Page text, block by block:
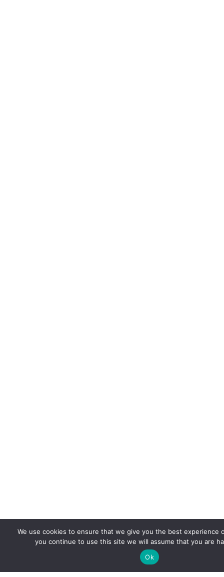
We use cookies to ensure that we give you the best experience
you continue to use this site we will assume that you are
Ok